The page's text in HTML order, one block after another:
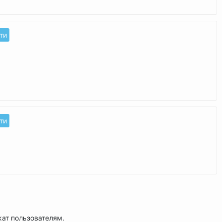
пользователям.